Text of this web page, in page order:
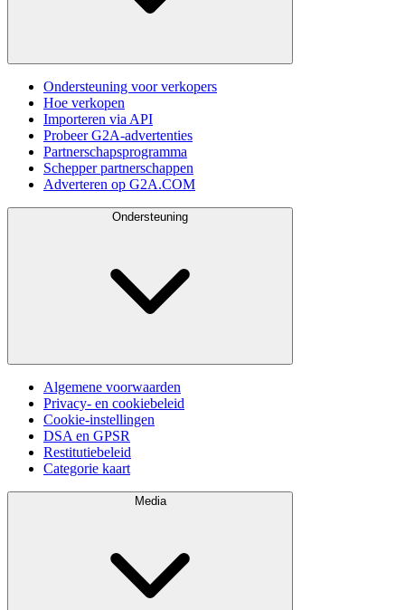
Ondersteuning voor verkopers
Hoe verkopen
Importeren via API
Probeer G2A-advertenties
Partnerschapsprogramma
Schepper partnerschappen
Adverteren op G2A.COM
Ondersteuning
Algemene voorwaarden
Privacy- en cookiebeleid
Cookie-instellingen
DSA en GPSR
Restitutiebeleid
Categorie kaart
Media